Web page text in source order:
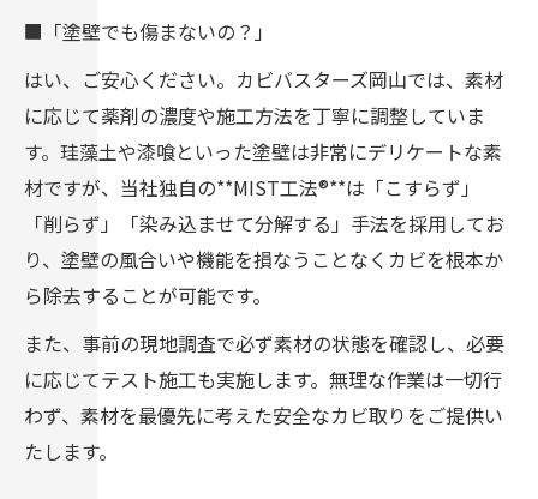
■「塗壁でも傷まないの？」
はい、ご安心ください。カビバスターズ岡山では、素材
に応じて薬剤の濃度や施工方法を丁寧に調整していま
す。珪藻土や漆喰といった塗壁は非常にデリケートな素
材ですが、当社独自の**MIST工法®**は「こすらず」
「削らず」「染み込ませて分解する」手法を採用してお
り、塗壁の風合いや機能を損なうことなくカビを根本か
ら除去することが可能です。
また、事前の現地調査で必ず素材の状態を確認し、必要
に応じてテスト施工も実施します。無理な作業は一切行
わず、素材を最優先に考えた安全なカビ取りをご提供い
たします。